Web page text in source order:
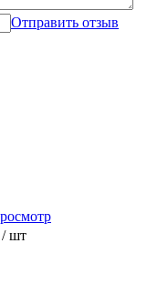
Отправить отзыв
/ шт